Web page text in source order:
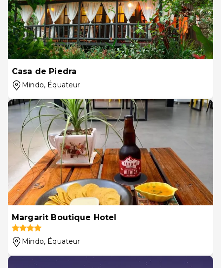
Casa de Piedra
Mindo, Équateur
Margarit Boutique Hotel
Mindo, Équateur